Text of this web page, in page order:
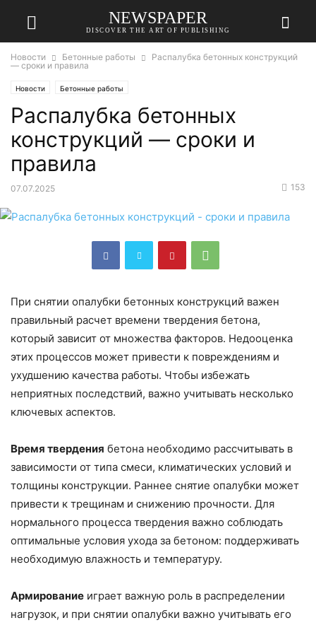
NEWSPAPER
DISCOVER THE ART OF PUBLISHING
Новости Бетонные работы
Распалубка бетонных конструкций
— сроки и правила
Новости Бетонные работы
Распалубка бетонных
конструкций — сроки и
правила
07.07.2025 153
При снятии опалубки бетонных конструкций важен
правильный расчет времени твердения бетона,
который зависит от множества факторов. Недооценка
этих процессов может привести к повреждениям и
ухудшению качества работы. Чтобы избежать
неприятных последствий, важно учитывать несколько
ключевых аспектов.
Время твердения бетона необходимо рассчитывать в
зависимости от типа смеси, климатических условий и
толщины конструкции. Раннее снятие опалубки может
привести к трещинам и снижению прочности. Для
нормального процесса твердения важно соблюдать
оптимальные условия ухода за бетоном: поддерживать
необходимую влажность и температуру.
Армирование играет важную роль в распределении
нагрузок, и при снятии опалубки важно учитывать его